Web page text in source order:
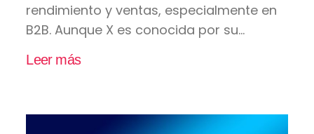
rendimiento y ventas, especialmente en
B2B. Aunque X es conocida por su...
Leer más